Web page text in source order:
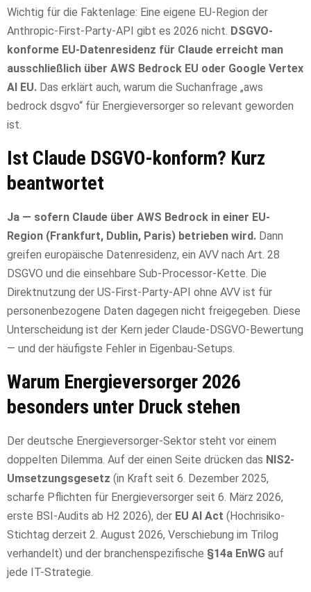
Wichtig für die Faktenlage: Eine eigene EU-Region der
Anthropic-First-Party-API gibt es 2026 nicht. DSGVO-
konforme EU-Datenresidenz für Claude erreicht man
ausschließlich über AWS Bedrock EU oder Google Vertex
AI EU. Das erklärt auch, warum die Suchanfrage „aws
bedrock dsgvo“ für Energieversorger so relevant geworden
ist.
Ist Claude DSGVO-konform? Kurz
beantwortet
Ja — sofern Claude über AWS Bedrock in einer EU-
Region (Frankfurt, Dublin, Paris) betrieben wird. Dann
greifen europäische Datenresidenz, ein AVV nach Art. 28
DSGVO und die einsehbare Sub-Processor-Kette. Die
Direktnutzung der US-First-Party-API ohne AVV ist für
personenbezogene Daten dagegen nicht freigegeben. Diese
Unterscheidung ist der Kern jeder Claude-DSGVO-Bewertung
— und der häufigste Fehler in Eigenbau-Setups.
Warum Energieversorger 2026
besonders unter Druck stehen
Der deutsche Energieversorger-Sektor steht vor einem
doppelten Dilemma. Auf der einen Seite drücken das NIS2-
Umsetzungsgesetz (in Kraft seit 6. Dezember 2025,
scharfe Pflichten für Energieversorger seit 6. März 2026,
erste BSI-Audits ab H2 2026), der EU AI Act (Hochrisiko-
Stichtag derzeit 2. August 2026, Verschiebung im Trilog
verhandelt) und der branchenspezifische §14a EnWG auf
jede IT-Strategie.